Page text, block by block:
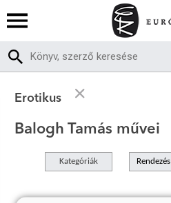
Erotikus
Balogh Tamás művei
Kategóriák Rendezés